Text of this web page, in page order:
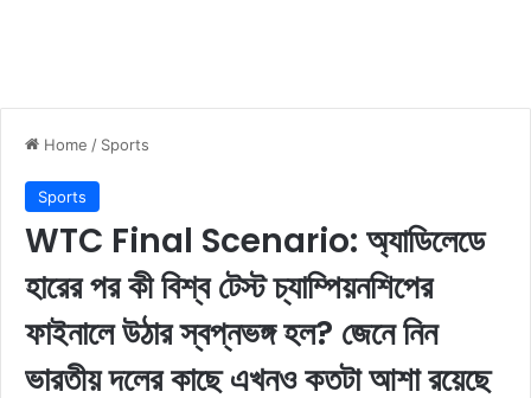
Home / Sports
Sports
WTC Final Scenario: অ্যাডিলেডে
হারের পর কী বিশ্ব টেস্ট চ্যাম্পিয়নশিপের
ফাইনালে উঠার স্বপ্নভঙ্গ হল? জেনে নিন
ভারতীয় দলের কাছে এখনও কতটা আশা রয়েছে